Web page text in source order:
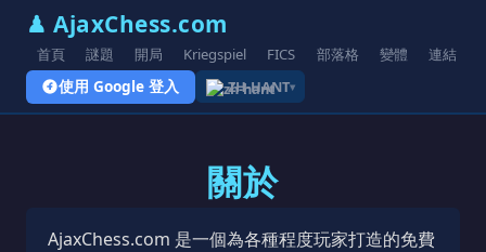
♟ AjaxChess.com
首頁 謎題 開局 Kriegspiel FICS 部落格 變體 連結
使用 Google 登入 ZH-HANT▾
關於
AjaxChess.com 是一個為各種程度玩家打造的免費